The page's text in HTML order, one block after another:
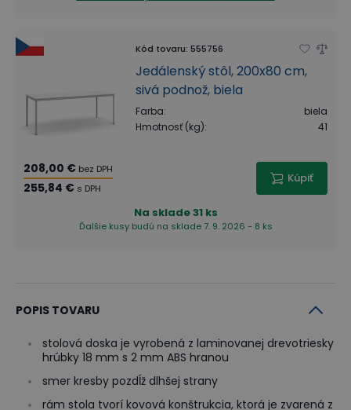
Kód tovaru: 555756
Jedálenský stôl, 200x80 cm,
sivá podnož, biela
Farba:
biela
Hmotnosť (kg): 41
208,00 € bez DPH
255,84 € s DPH
Kúpiť
Na sklade31 ks
Ďalšie kusy budú na sklade 7. 9. 2026 - 8 ks
POPIS TOVARU
stolová doska je vyrobená z laminovanej drevotriesky
hrúbky 18 mm s 2 mm ABS hranou
smer kresby pozdĺž dlhšej strany
rám stola tvorí kovová konštrukcia, ktorá je zvarená z